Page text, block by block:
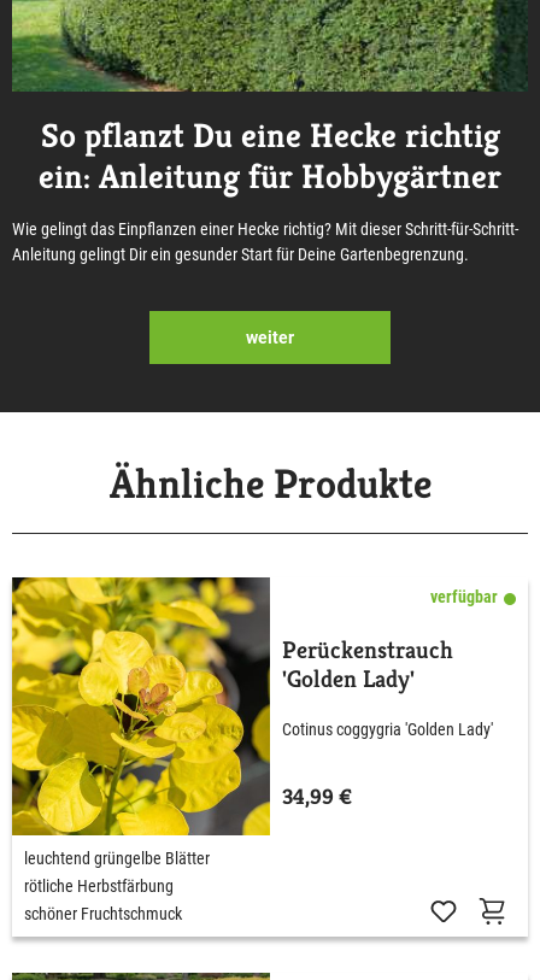
So pflanzt Du eine Hecke richtig
ein: Anleitung für Hobbygärtner
Wie gelingt das Einpflanzen einer Hecke richtig? Mit dieser Schritt-für-Schritt-
Anleitung gelingt Dir ein gesunder Start für Deine Gartenbegrenzung.
weiter
Ähnliche Produkte
verfügbar
Perückenstrauch
'Golden Lady'
Cotinus coggygria 'Golden Lady'
34,99 €
leuchtend grüngelbe Blätter
rötliche Herbstfärbung
schöner Fruchtschmuck